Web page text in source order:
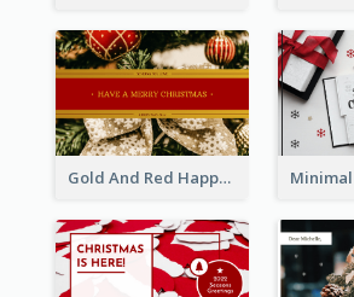
Gold And Red Happy Christmas Holidays Postcard